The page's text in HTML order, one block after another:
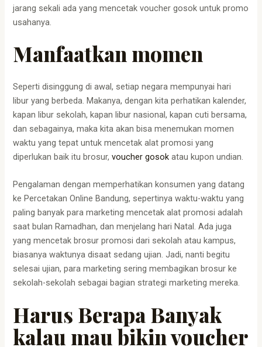
jarang sekali ada yang mencetak voucher gosok untuk promo
usahanya.
Manfaatkan momen
Seperti disinggung di awal, setiap negara mempunyai hari
libur yang berbeda. Makanya, dengan kita perhatikan kalender,
kapan libur sekolah, kapan libur nasional, kapan cuti bersama,
dan sebagainya, maka kita akan bisa menemukan momen
waktu yang tepat untuk mencetak alat promosi yang
diperlukan baik itu brosur,voucher gosok atau kupon undian.
Pengalaman dengan memperhatikan konsumen yang datang
ke Percetakan Online Bandung, sepertinya waktu-waktu yang
paling banyak para marketing mencetak alat promosi adalah
saat bulan Ramadhan, dan menjelang hari Natal. Ada juga
yang mencetak brosur promosi dari sekolah atau kampus,
biasanya waktunya disaat sedang ujian. Jadi, nanti begitu
selesai ujian, para marketing sering membagikan brosur ke
sekolah-sekolah sebagai bagian strategi marketing mereka.
Harus Berapa Banyak
kalau mau bikin voucher